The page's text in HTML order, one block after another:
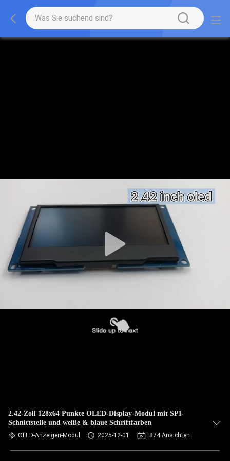
2.42-Zoll 128x64 Punkte OLED-Display-Modul mit SPI-
Schnittstelle und weiße & blaue Schriftfarben
OLED-Anzeigen-Modul 2025-12-01 874 Ansichten